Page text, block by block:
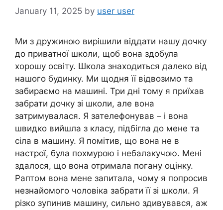
January 11, 2025 by user user
Ми з дружиною вирішили віддати нашу дочку
до приватної школи, щоб вона здобула
хорошу освіту. Школа знаходиться далеко від
нашого будинку. Ми щодня її відвозимо та
забираємо на машині. Три дні тому я приїхав
забрати дочку зі школи, але вона
затримувалася. Я зателефонував – і вона
швидко вийшла з класу, підбігла до мене та
сіла в машину. Я помітив, що вона не в
настрої, була похмурою і небалакучою. Мені
здалося, що вона отримала погану оцінку.
Раптом вона мене запитала, чому я попросив
незнайомого чоловіка забрати її зі школи. Я
різко зупинив машину, сильно здивувався, аж